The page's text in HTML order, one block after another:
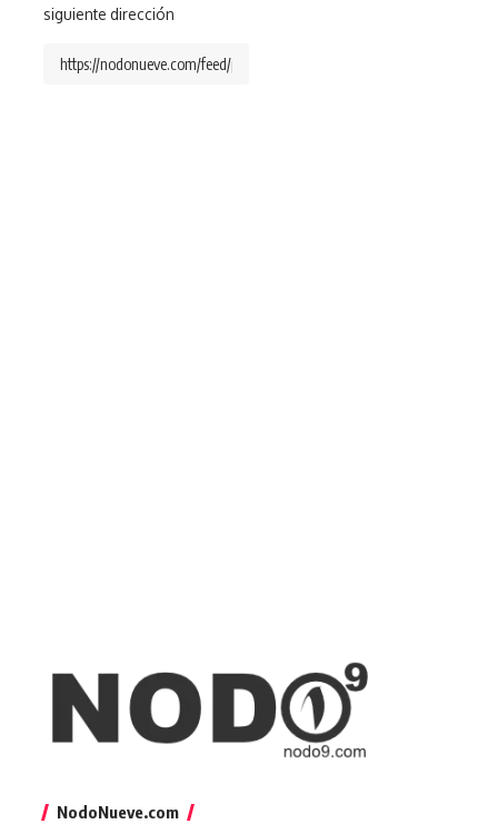
siguiente dirección
NodoNueve.com